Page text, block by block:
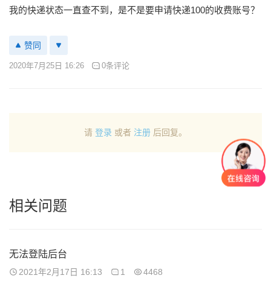
我的快递状态一直查不到，是不是要申请快递100的收费账号？
赞同
2020年7月25日 16:26 0条评论
请 登录 或者 注册 后回复。
相关问题
无法登陆后台
2021年2月17日 16:13 1 4468